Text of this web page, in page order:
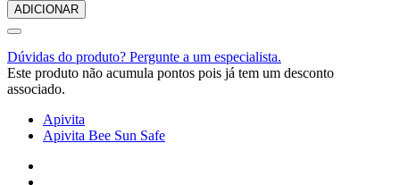
ADICIONAR
Dúvidas do produto? Pergunte a um especialista.
Este produto não acumula pontos pois já tem um desconto
associado.
Apivita
Apivita Bee Sun Safe